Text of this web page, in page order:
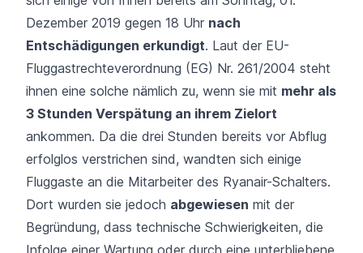
Dezember 2019 gegen 18 Uhr nach
Entschädigungen erkundigt. Laut der EU-
Fluggastrechteverordnung (EG) Nr. 261/2004 steht
ihnen eine solche nämlich zu, wenn sie mit mehr als
3 Stunden Verspätung an ihrem Zielort
ankommen. Da die drei Stunden bereits vor Abflug
erfolglos verstrichen sind, wandten sich einige
Fluggaste an die Mitarbeiter des Ryanair-Schalters.
Dort wurden sie jedoch abgewiesen mit der
Begründung, dass technische Schwierigkeiten, die
Infolge einer Wartung oder durch eine unterbliebene